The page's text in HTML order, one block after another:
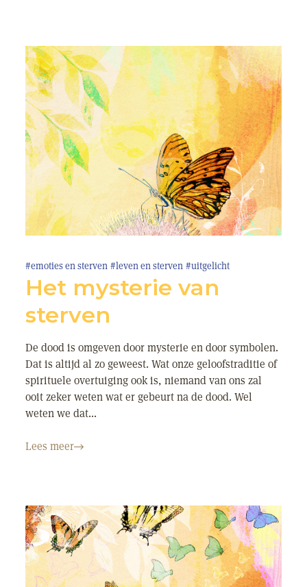
#emoties en sterven #leven en sterven #uitgelicht
Het mysterie van
sterven
De dood is omgeven door mysterie en door symbolen.
Dat is altijd al zo geweest. Wat onze geloofstraditie of
spirituele overtuiging ook is, niemand van ons zal
ooit zeker weten wat er gebeurt na de dood. Wel
weten we dat...
Lees meer